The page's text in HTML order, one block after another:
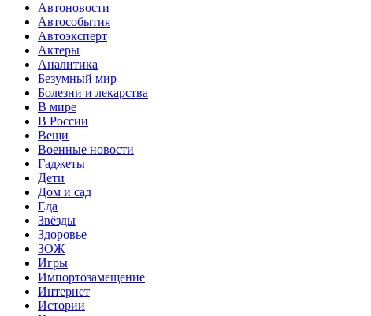
Автоновости
Автособытия
Автоэксперт
Актеры
Аналитика
Безумный мир
Болезни и лекарства
В мире
В России
Вещи
Военные новости
Гаджеты
Дети
Дом и сад
Еда
Звёзды
Здоровье
ЗОЖ
Игры
Импортозамещение
Интернет
Истории